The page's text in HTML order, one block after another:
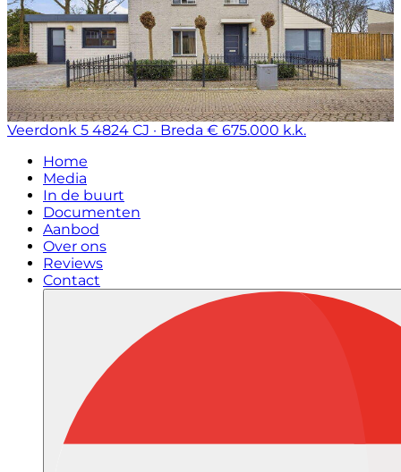
Veerdonk 5 4824 CJ · Breda € 675.000 k.k.
Home
Media
In de buurt
Documenten
Aanbod
Over ons
Reviews
Contact